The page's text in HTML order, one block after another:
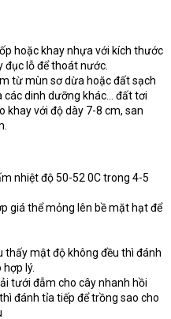
hoặc khay nhựa với kích thước
đục lỗ để thoát nước.
từ mùn sơ dừa hoặc đất sạch
các dinh dưỡng khác… đất tơi
khay với độ dày 7-8 cm, san
nhiệt độ 50-52 0C trong 4-5
giá thể mỏng lên bề mặt hạt để
thấy mật độ không đều thì đánh
lý.
tưới đẫm cho cây nhanh hồi
đánh tỉa tiếp để trồng sao cho